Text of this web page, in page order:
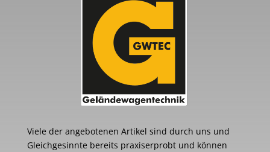
Viele der angebotenen Artikel sind durch uns und
Gleichgesinnte bereits praxiserprobt und können